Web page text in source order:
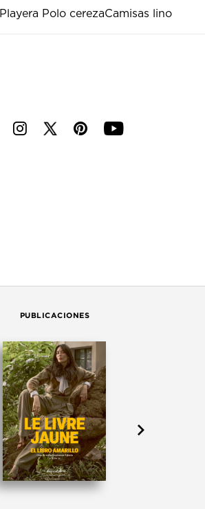
Playera Polo cerezaCamisas lino
i p y
PUBLICACIONES